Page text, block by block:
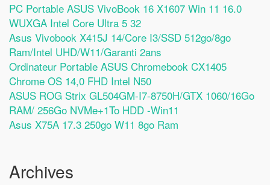
PC Portable ASUS VivoBook 16 X1607 Win 11 16.0
WUXGA Intel Core Ultra 5 32
Asus Vivobook X415J 14/Core I3/SSD 512go/8go
Ram/Intel UHD/W11/Garanti 2ans
Ordinateur Portable ASUS Chromebook CX1405
Chrome OS 14,0 FHD Intel N50
ASUS ROG Strix GL504GM-I7-8750H/GTX 1060/16Go
RAM/ 256Go NVMe+1To HDD -Win11
Asus X75A 17.3 250go W11 8go Ram
Archives